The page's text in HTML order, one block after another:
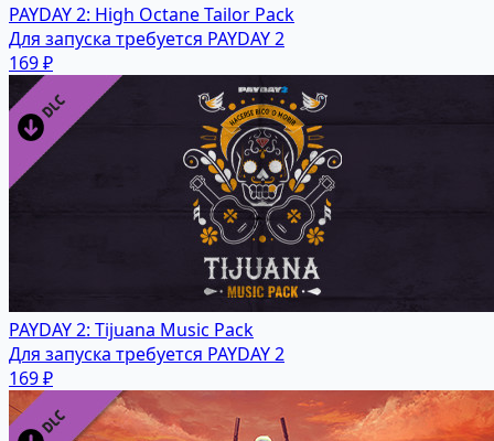
PAYDAY 2: High Octane Tailor Pack
Для запуска требуется PAYDAY 2
169 ₽
PAYDAY 2: Tijuana Music Pack
Для запуска требуется PAYDAY 2
169 ₽